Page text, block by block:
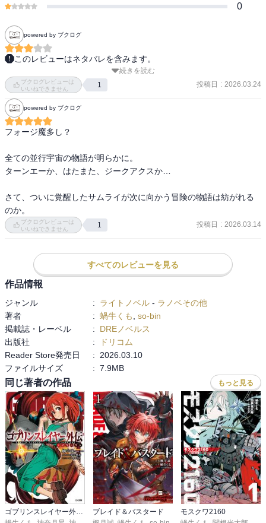
0
powered by ブクログ
このレビューはネタバレを含みます。
ウィズダフネからはいり、あれよあれよとブレバスを買うようにな
った。
1巻2巻読んだ時は、何が面白いのかまったくわからなかった。そこ
で、過去のウィザードリィを調べまくった。実況動画も見た。そこ
でやっと、このシリーズの楽しみ方がわかった。高度なプロファン
作家による、ウィザードリィの公式同人なんだと。
いまでが元ネタかと思っていた。正直やられた。悔しみ。
オマージュが多すぎて偏食気味。オリジナルの展開で楽しませて欲
しかった。
あと、ずっと違和感が付き纏って集中できなかった。
スがカンストなのはわかる。アイニッキはマディ覚えてないからカ
ンストしてない？ガーベイジはレベルは低そうだけど、装備でなん
とか。ここまではまだいい。ララジャ、ベルカナン、オルレアは相
は？このあたりの成長が全くかかれてなくて、違和感ですんなり読
めなかった。自分が彼らをウィザードリィでプレイしたとしてもダ
パルプスに勝てたとも思えない。
よかったのは、並行世界とサムライ、ムラマサの話。タイトル回収
もできたし。
オマージュやり切って綺麗に？は終わった。ここから本当に続くの
か？続くとしたら、もう少しウィザードリィのオマージュに頼りき
らないエンタメを期待したい。
続きを読む
ブクログレビューは
いいねできません
1 投稿日 : 2026.03.24
powered by ブクログ
フォージ魔多し？
全ての並行宇宙の物語が明らかに。
ターンエーか、はたまた、ジークアクスか…
さて、ついに覚醒したサムライが次に向かう冒険の物語は紡がれる
のか。
ブクログレビューは
いいねできません
1 投稿日 : 2026.03.14
すべてのレビューを見る
作品情報
ジャンル : ライトノベル - ラノベその他
著者
: 蝸牛くも
so-bin
掲載誌・レーベル
:
DREノベルス
出版社
:
ドリコム
Reader Store発売日
:
2026.03.10
ファイルサイズ
: 7.9MB
同じ著者の作品 もっと見る
ゴブリンスレイヤー外伝：イヤーワン
ブレイド＆バスタード
モスクワ2160